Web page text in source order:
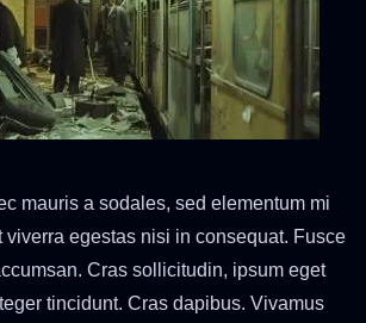
mauris a sodales, sed elementum mi
viverra egestas nisi in consequat. Fusce
Cras sollicitudin, ipsum eget
tincidunt. Cras dapibus. Vivamus